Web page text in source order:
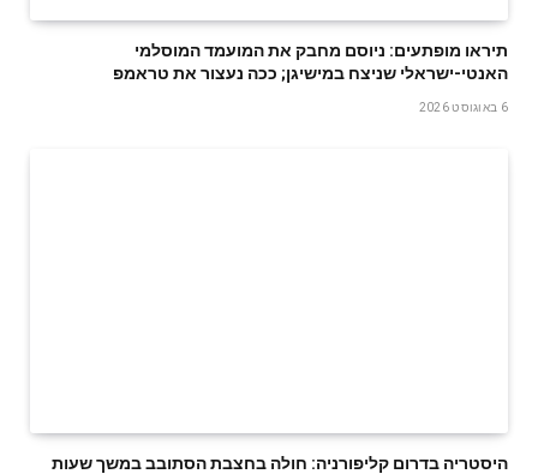
תיראו מופתעים: ניוסם מחבק את המועמד המוסלמי
האנטי-ישראלי שניצח במישיגן; ככה נעצור את טראמפ
6 באוגוסט 2026
היסטריה בדרום קליפורניה: חולה בחצבת הסתובב במשך שעות